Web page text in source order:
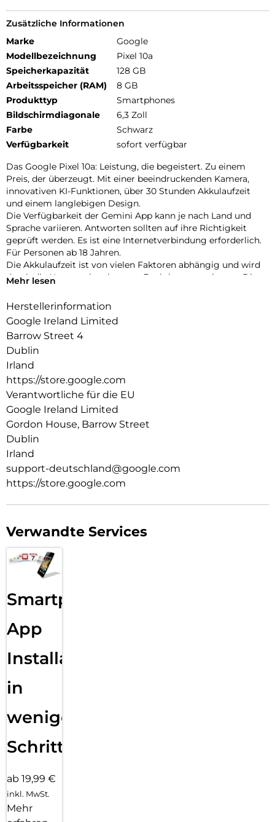
Zusätzliche Informationen
Marke
Google
Modellbezeichnung
Pixel 10a
Speicherkapazität
128 GB
Arbeitsspeicher (RAM)
8 GB
Produkttyp
Smartphones
Bildschirmdiagonale
6,3 Zoll
Farbe
Schwarz
Verfügbarkeit
sofort verfügbar
Das Google Pixel 10a: Leistung, die begeistert. Zu einem
Preis, der überzeugt. Mit einer beeindruckenden Kamera,
innovativen KI-Funktionen, über 30 Stunden Akkulaufzeit
und einem langlebigen Design.
Die Verfügbarkeit der Gemini App kann je nach Land und
Sprache variieren. Antworten sollten auf ihre Richtigkeit
geprüft werden. Es ist eine Internetverbindung erforderlich.
Für Personen ab 18 Jahren.
Die Akkulaufzeit ist von vielen Faktoren abhängig und wird
durch die Nutzung bestimmter Funktionen verringert. Die
Zeit verwaltet die Pixel-Software die Akkuleistung, um die
erhalten. Unter g.co/pixel/battery tests und
g.co/pixel/batteryhealth findest du weitere Informationen.
Mehr lesen
Herstellerinformation
Google Ireland Limited
Barrow Street 4
Dublin
Irland
https://store.google.com
Verantwortliche für die EU
Google Ireland Limited
Gordon House, Barrow Street
Dublin
Irland
support-deutschland@google.com
https://store.google.com
Verwandte Services
Smartphone
App
Installation
in
wenigen
Schritten
ab 19,99 €
inkl. MwSt.
Mehr